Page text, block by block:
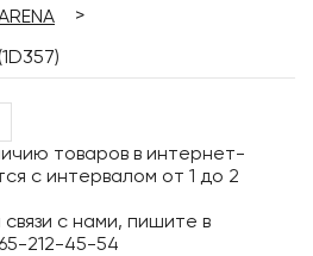
>
товаров в интернет-
с интервалом от 1 до 2
с нами, пишите в
212-45-54